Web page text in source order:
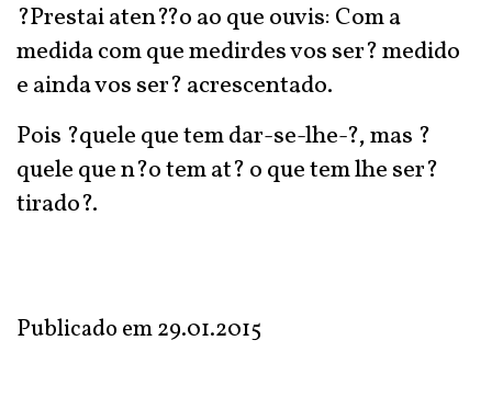
?Prestai aten??o ao que ouvis: Com a
medida com que medirdes vos ser? medido
e ainda vos ser? acrescentado.
Pois ?quele que tem dar-se-lhe-?, mas ?
quele que n?o tem at? o que tem lhe ser?
tirado?.
Publicado em29.01.2015